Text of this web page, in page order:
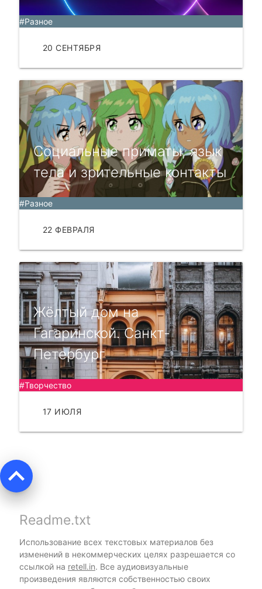
#Разное
20 СЕНТЯБРЯ
Социальные приматы, язык
тела и зрительные контакты
#Разное
22 ФЕВРАЛЯ
Жёлтый дом на
Гагаринской. Санкт-
Петербург
#Творчество
17 ИЮЛЯ
keyboard_arrow_up
Readme.txt
Использование всех текстовых материалов без
изменений в некоммерческих целях разрешается со
ссылкой на retell.in. Все аудиовизуальные
произведения являются собственностью своих